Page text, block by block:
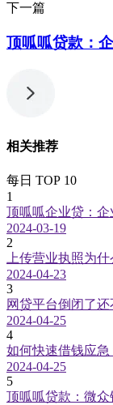
下一篇
顶呱呱贷款：
相关推荐
每日 TOP 10
1
顶呱呱企业贷：企
2024-03-19
2
上传营业执照为
2024-04-23
3
网贷平台倒闭了
2024-04-25
4
如何快速借钱应急
2024-04-25
5
顶呱呱贷款：微